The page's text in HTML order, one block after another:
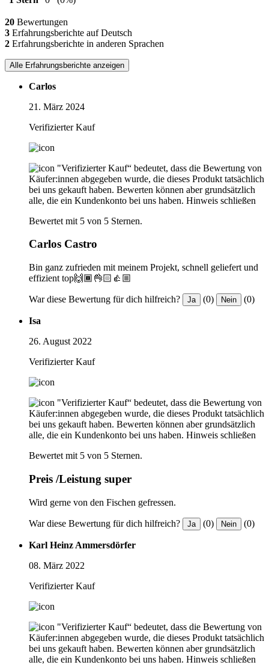
20 Bewertungen
3 Erfahrungsberichte auf Deutsch
2 Erfahrungsberichte in anderen Sprachen
Alle Erfahrungsberichte anzeigen
Carlos
21. März 2024
Verifizierter Kauf
"Verifizierter Kauf“ bedeutet, dass die Bewertung von
Käufer:innen abgegeben wurde, die dieses Produkt tatsächlich
bei uns gekauft haben. Bewerten können aber grundsätzlich
alle, die ein Kundenkonto bei uns haben. Hinweis schließen
Bewertet mit 5 von 5 Sternen.
Carlos Castro
Bin ganz zufrieden mit meinem Projekt, schnell geliefert und
effizient top🙌🏾👌🏻👍🏼
War diese Bewertung für dich hilfreich? Ja (0) Nein (0)
Isa
26. August 2022
Verifizierter Kauf
"Verifizierter Kauf“ bedeutet, dass die Bewertung von
Käufer:innen abgegeben wurde, die dieses Produkt tatsächlich
bei uns gekauft haben. Bewerten können aber grundsätzlich
alle, die ein Kundenkonto bei uns haben. Hinweis schließen
Bewertet mit 5 von 5 Sternen.
Preis /Leistung super
Wird gerne von den Fischen gefressen.
War diese Bewertung für dich hilfreich? Ja (0) Nein (0)
Karl Heinz Ammersdörfer
08. März 2022
Verifizierter Kauf
"Verifizierter Kauf“ bedeutet, dass die Bewertung von
Käufer:innen abgegeben wurde, die dieses Produkt tatsächlich
bei uns gekauft haben. Bewerten können aber grundsätzlich
alle, die ein Kundenkonto bei uns haben. Hinweis schließen